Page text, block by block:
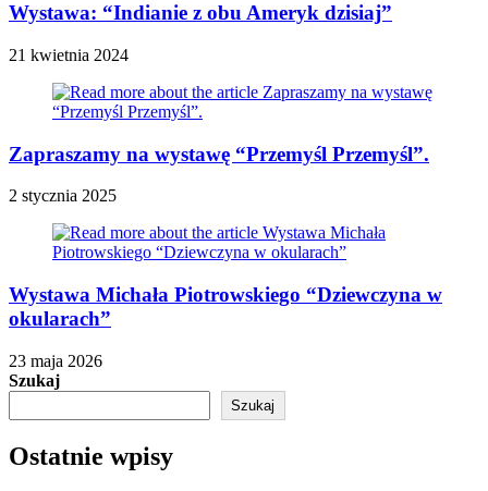
Wystawa: “Indianie z obu Ameryk dzisiaj”
21 kwietnia 2024
Zapraszamy na wystawę “Przemyśl Przemyśl”.
2 stycznia 2025
Wystawa Michała Piotrowskiego “Dziewczyna w
okularach”
23 maja 2026
Szukaj
Szukaj
Ostatnie wpisy